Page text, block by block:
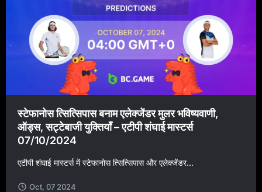
स्टेफानोस त्सित्सिपास बनाम एलेक्जेंडर मुलर भविष्यवाणी,
ऑड्स, सट्टेबाजी युक्तियाँ – एटीपी शंघाई मास्टर्स
07/10/2024
एटीपी शंघाई मास्टर्स में स्टेफानोस त्सित्सिपास और एलेक्जेंडर...
Oct, 07 2024